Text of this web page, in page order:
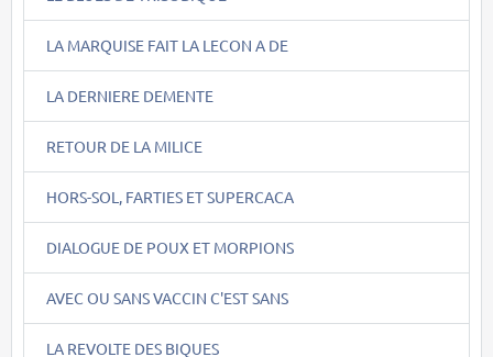
LA MARQUISE FAIT LA LECON A DE
LA DERNIERE DEMENTE
RETOUR DE LA MILICE
HORS-SOL, FARTIES ET SUPERCACA
DIALOGUE DE POUX ET MORPIONS
AVEC OU SANS VACCIN C'EST SANS
LA REVOLTE DES BIQUES